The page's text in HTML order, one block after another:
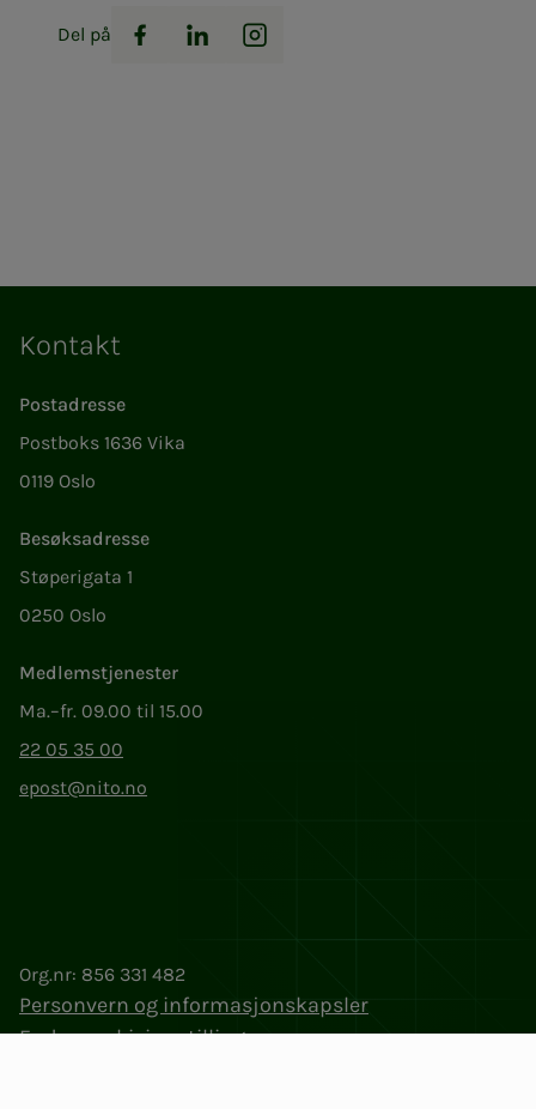
Del på
Facebook
LinkedInInstagram
Kontakt
Postadresse
Postboks 1636 Vika
0119 Oslo
Besøksadresse
Støperigata 1
0250 Oslo
Medlemstjenester
Ma.–fr. 09.00 til 15.00
22 05 35 00
epost@nito.no
Org.nr: 856 331 482
Personvern og informasjonskapsler
Endre cookieinnstillinger